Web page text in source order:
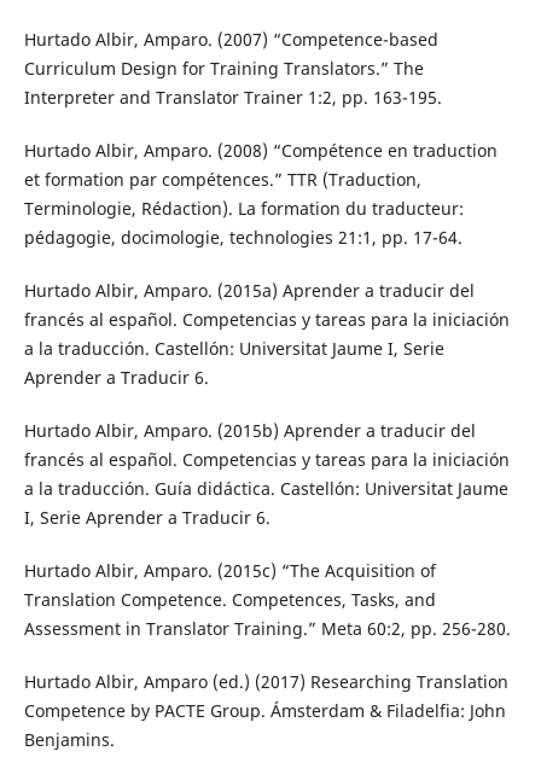
Hurtado Albir, Amparo. (2007) “Competence-based
Curriculum Design for Training Translators.” The
Interpreter and Translator Trainer 1:2, pp. 163-195.
Hurtado Albir, Amparo. (2008) “Compétence en traduction
et formation par compétences.” TTR (Traduction,
Terminologie, Rédaction). La formation du traducteur:
pédagogie, docimologie, technologies 21:1, pp. 17-64.
Hurtado Albir, Amparo. (2015a) Aprender a traducir del
francés al español. Competencias y tareas para la iniciación
a la traducción. Castellón: Universitat Jaume I, Serie
Aprender a Traducir 6.
Hurtado Albir, Amparo. (2015b) Aprender a traducir del
francés al español. Competencias y tareas para la iniciación
a la traducción. Guía didáctica. Castellón: Universitat Jaume
I, Serie Aprender a Traducir 6.
Hurtado Albir, Amparo. (2015c) “The Acquisition of
Translation Competence. Competences, Tasks, and
Assessment in Translator Training.” Meta 60:2, pp. 256-280.
Hurtado Albir, Amparo (ed.) (2017) Researching Translation
Competence by PACTE Group. Ámsterdam & Filadelfia: John
Benjamins.